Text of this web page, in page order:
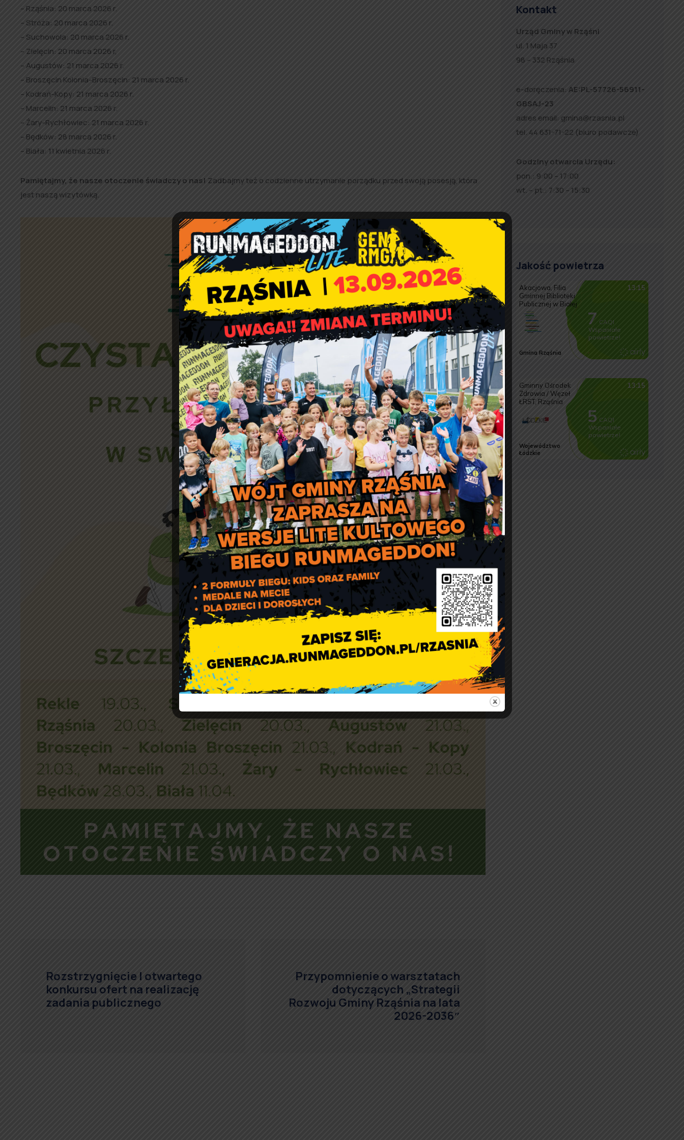
– Rząśnia: 20 marca 2026 r.
– Stróża: 20 marca 2026 r.
– Suchowola: 20 marca 2026 r.
– Zielęcin: 20 marca 2026 r,
– Augustów: 21 marca 2026 r.
– Broszęcin Kolonia-Broszęcin: 21 marca 2026 r.
– Kodrań-Kopy: 21 marca 2026 r.
– Marcelin: 21 marca 2026 r.
– Żary-Rychłowiec: 21 marca 2026 r.
– Będków: 28 marca 2026 r.
– Biała: 11 kwietnia 2026 r.
Pamiętajmy, że nasze otoczenie świadczy o nas! Zadbajmy też o codzienne utrzymanie porządku przed swoją posesją, która
jest naszą wizytówką.
Rozstrzygnięcie I otwartego
konkursu ofert na realizację
zadania publicznego
Przypomnienie o warsztatach
dotyczących „Strategii
Rozwoju Gminy Rząśnia na lata
2026-2036″
Kontakt
Urząd Gminy w Rząśni
ul. 1 Maja 37
98 – 332 Rząśnia
e-doręczenia: AE:PL-57726-56911-
GBSAJ-23
adres email: gmina@rzasnia.pl
tel. 44 631-71-22 (biuro podawcze)
Godziny otwarcia Urzędu:
pon.: 9:00 – 17:00
wt. – pt.: 7:30 – 15:30
Jakość powietrza